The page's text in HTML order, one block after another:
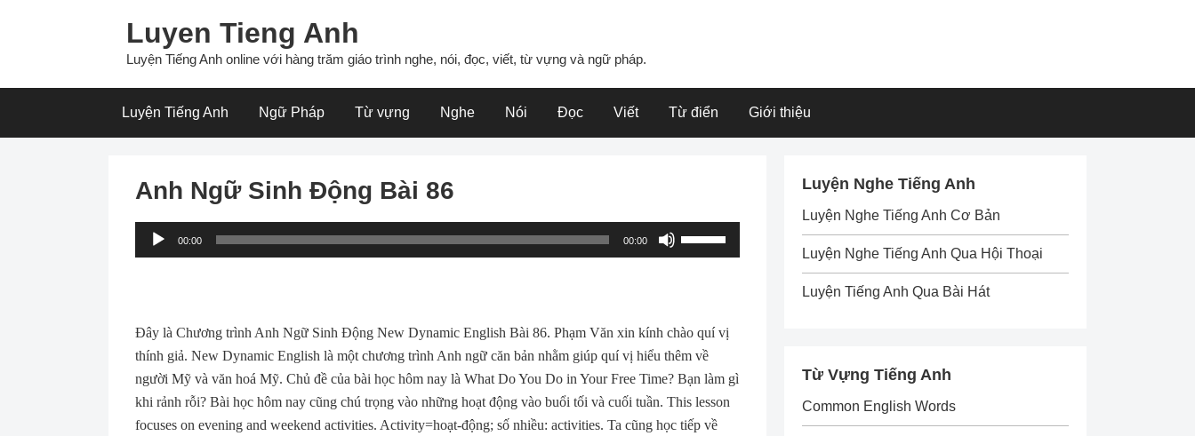
Luyen Tieng Anh
Luyện Tiếng Anh online với hàng trăm giáo trình nghe, nói, đọc, viết, từ vựng và ngữ pháp.
Luyện Tiếng Anh Ngữ Pháp Từ vựng Nghe Nói Đọc Viết Từ điển Giới thiệu
Anh Ngữ Sinh Động Bài 86
Audio
Player
00:00 00:00
Up/Down
to
increase
or
decrease
volume.
Đây là Chương trình Anh Ngữ Sinh Động New Dynamic English Bài 86. Phạm Văn xin kính chào quí vị
thính giả. New Dynamic English là một chương trình Anh ngữ căn bản nhằm giúp quí vị hiểu thêm về
người Mỹ và văn hoá Mỹ. Chủ đề của bài học hôm nay là What Do You Do in Your Free Time? Bạn làm gì
khi rảnh rỗi? Bài học hôm nay cũng chú trọng vào những hoạt động vào buổi tối và cuối tuần. This lesson
focuses on evening and weekend activities. Activity=hoạt-động; số nhiều: activities. Ta cũng học tiếp về
Luyện Nghe Tiếng Anh
Luyện Nghe Tiếng Anh Cơ Bản
Luyện Nghe Tiếng Anh Qua Hội Thoại
Luyện Tiếng Anh Qua Bài Hát
Từ Vựng Tiếng Anh
Common English Words